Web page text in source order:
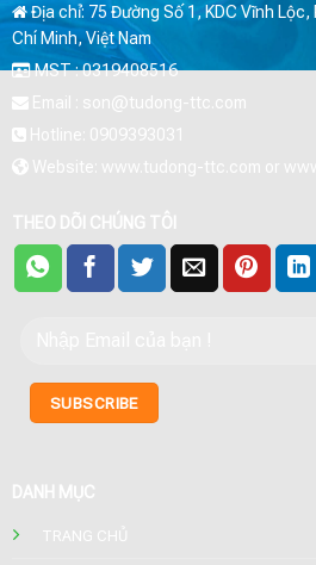
Địa chỉ: 75 Đường Số 1, KDC Vĩnh Lộc,
Chí Minh, Việt Nam
MST : 0319408516
Email : son@tudong-ttc.com
Hotline: 0909393031
Website: www.tudong-ttc.com or
THEO DÕI CHÚNG TÔI
DANH MỤC
TRANG CHỦ